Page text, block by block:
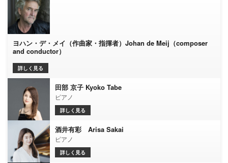
ヨハン・デ・メイ（作曲家・指揮者）Johan de Meij（composer
and conductor）
詳しく見る
田部 京子 Kyoko Tabe
ピアノ
詳しく見る
酒井有彩 Arisa Sakai
ピアノ
詳しく見る